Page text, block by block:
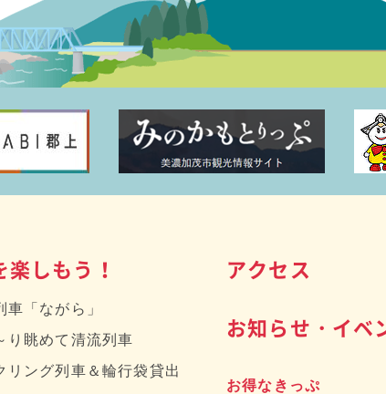
楽しもう！
車「ながら」
り眺めて清流列車
リング列車＆輪行袋貸出
アクセス
お知らせ・イベ
お得なきっぷ